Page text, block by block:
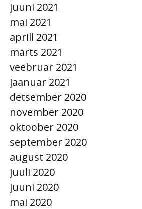
juuni 2021
mai 2021
aprill 2021
märts 2021
veebruar 2021
jaanuar 2021
detsember 2020
november 2020
oktoober 2020
september 2020
august 2020
juuli 2020
juuni 2020
mai 2020